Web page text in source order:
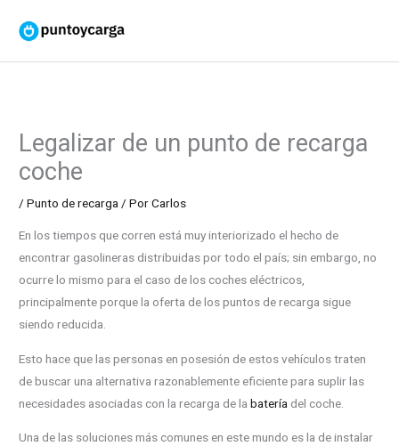
Legalizar de un punto de recarga
coche
/Punto de recarga/ PorCarlos
En los tiempos que corren está muy interiorizado el hecho de
encontrar gasolineras distribuidas por todo el país; sin embargo, no
ocurre lo mismo para el caso de los coches eléctricos,
principalmente porque la oferta de los puntos de recarga sigue
siendo reducida.
Esto hace que las personas en posesión de estos vehículos traten
de buscar una alternativa razonablemente eficiente para suplir las
necesidades asociadas con la recarga de labatería del coche.
Una de las soluciones más comunes en este mundo es la de instalar